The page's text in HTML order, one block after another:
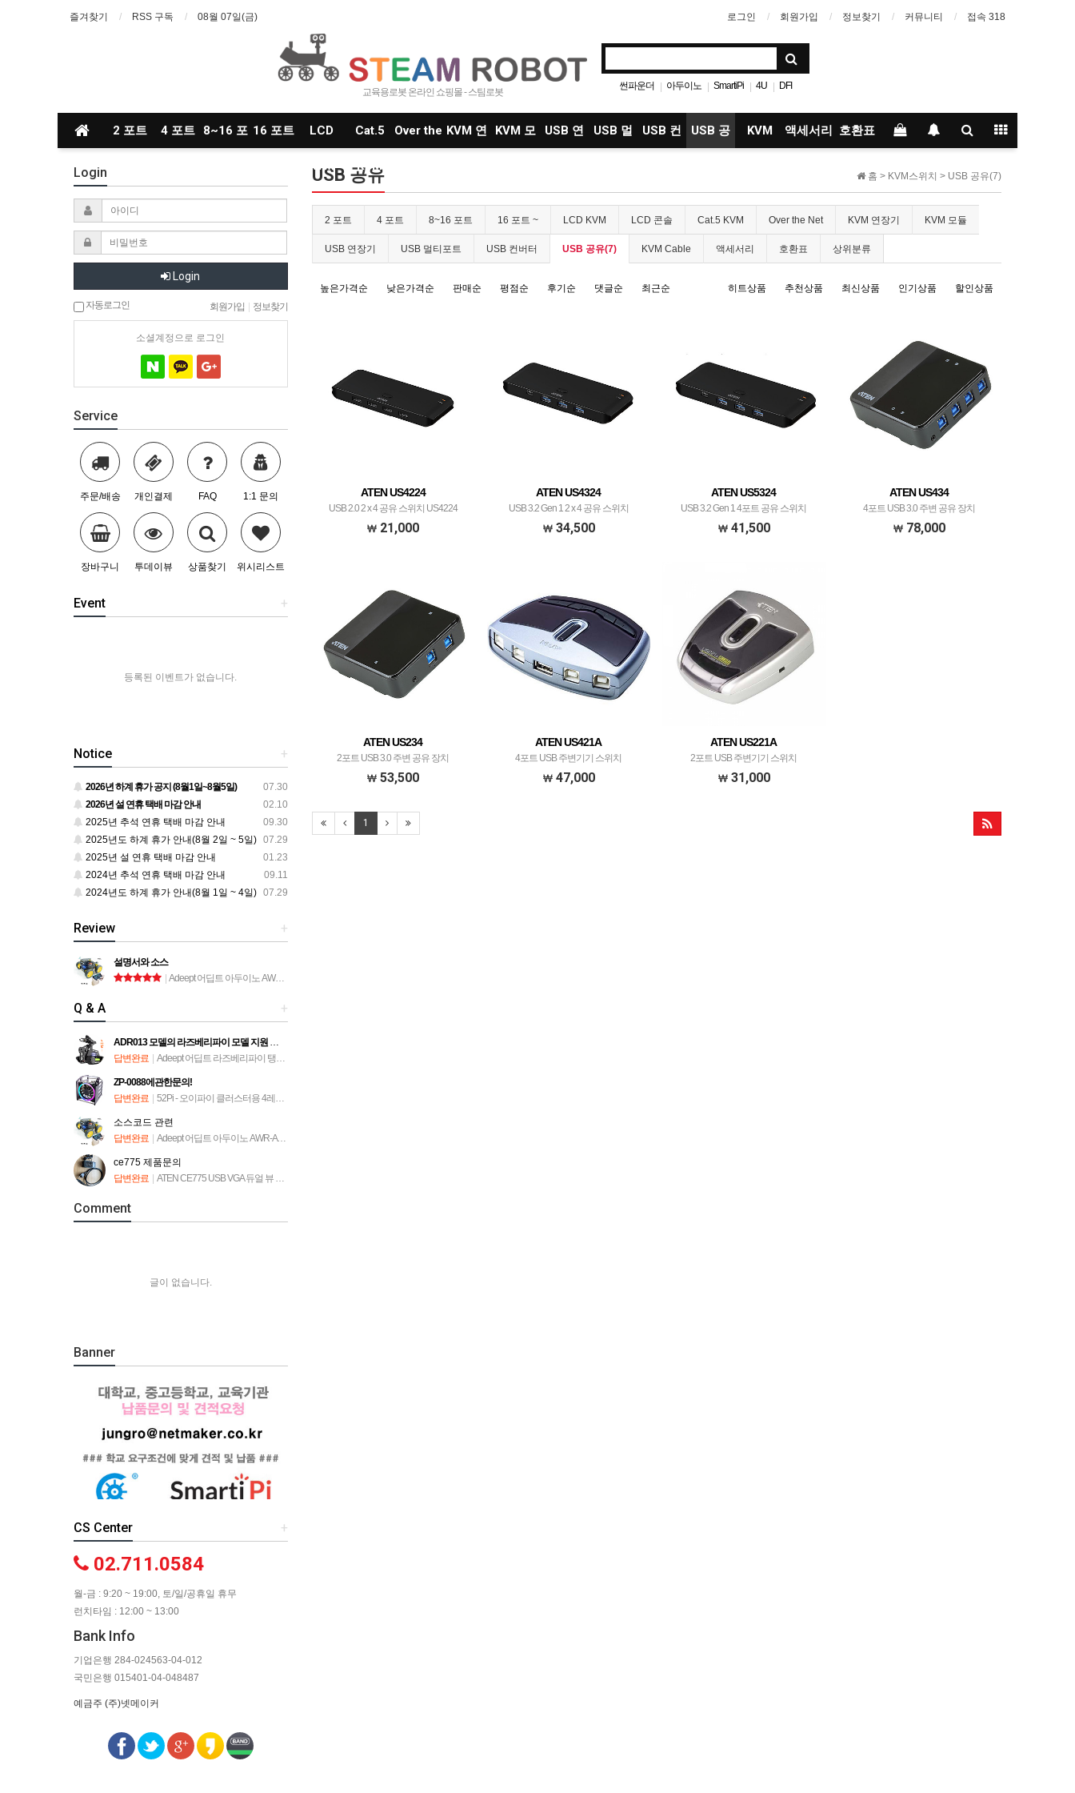
즐겨찾기 RSS 구독 08월 07일(금) 로그인 회원가입 정보찾기 커뮤니티 접속 318
교육용로봇 온라인 쇼핑몰 - 스팀로봇
썬파운더 | 아두이노 | SmartiPi | 4U | DFI
2 포트 4 포트 8~16 포 16 포트 LCD
KVM
Cat.5
KVM
Over the KVM 연 KVM 모 USB 연 USB 멀 USB 컨 USB 공 KVM 액세서리 호환표
홈 > KVM스위치 > USB 공유(7)
USB 공유
2 포트 4 포트 8~16 포트 16 포트 ~ LCD KVM LCD 콘솔 Cat.5 KVM Over the Net KVM 연장기 KVM 모듈
USB 연장기 USB 멀티포트 USB 컨버터 USB 공유(7) KVM Cable 액세서리 호환표 상위분류
높은가격순 낮은가격순 판매순 평점순 후기순 댓글순 최근순 히트상품 추천상품 최신상품 인기상품 할인상품
ATEN US4224
USB 2.0 2 x 4 공유 스위치 US4224
21,000
ATEN US4324
USB 3.2 Gen 1 2 x 4 공유 스위치
34,500
ATEN US5324
USB 3.2 Gen 1 4포트 공유 스위치
41,500
ATEN US434
4포트 USB 3.0 주변 공유 장치
78,000
ATEN US234
2포트 USB 3.0 주변 공유 장치
53,500
ATEN US421A
4포트 USB 주변기기 스위치
47,000
ATEN US221A
2포트 USB 주변기기 스위치
31,000
1
Login
Login
자동로그인 회원가입 정보찾기
소셜계정으로 로그인
Service
주문/배송 개인결제 FAQ 1:1 문의
장바구니 투데이뷰 상품찾기 위시리스트
+
Event
등록된 이벤트가 없습니다.
+
Notice
07.30
2026년 하계 휴가 공지 (8월1일~8월5일)
02.10
2026년 설 연휴 택배 마감 안내
09.30
2025년 추석 연휴 택배 마감 안내
07.29
2025년도 하계 휴가 안내(8월 2일 ~ 5일)
01.23
2025년 설 연휴 택배 마감 안내
09.11
2024년 추석 연휴 택배 마감 안내
07.29
2024년도 하계 휴가 안내(8월 1일 ~ 4일)
+
Review
설명서와 소스
| Adeept 어딥트 아두이노 AWR-A 로봇 자동차 키트 (ADA034)
+
Q & A
ADR013 모델의 라즈베리파이 모델 지원 문의
답변완료 | Adeept 어딥트 라즈베리파이 탱크 스마트 로봇 자동차 키트 (ADR013)
ZP-0088에관한문의!
답변완료 | 52Pi - 오이파이 클러스터용 4레이어 랙타워 [ZP-0088]
소스코드 관련
답변완료 | Adeept 어딥트 아두이노 AWR-A 로봇 자동차 키트 (ADA034)
ce775 제품문의
답변완료 | ATEN CE775 USB VGA 듀얼 뷰 Cat 5 KVM 연장기
Comment
글이 없습니다.
Banner
+
CS Center
02.711.0584
월-금 : 9:20 ~ 19:00, 토/일/공휴일 휴무
런치타임 : 12:00 ~ 13:00
Bank Info
기업은행 284-024563-04-012
국민은행 015401-04-048487
예금주 (주)넷메이커